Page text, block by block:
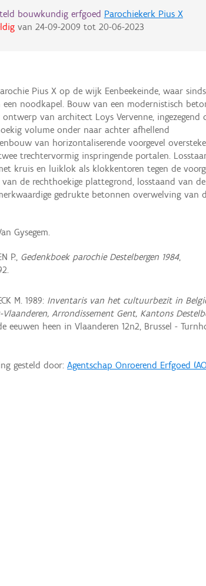
bouwkundig erfgoed Parochiekerk Pius X
van 24-09-2009 tot 20-06-2023
Pius X op de wijk Eenbeekeinde, waar sinds
noodkapel. Bouw van een modernistisch
van architect Loys Vervenne, ingezegend
volume onder naar achter afhellend
van horizontaliserende voorgevel
trechtervormig inspringende portalen.
kruis en luiklok als klokkentoren tegen de
de rechthoekige plattegrond, losstaand van de
gedrukte betonnen overwelving van
Gysegem.
P.,Gedenkboek parochie Destelbergen 1984,
M. 1989: Inventaris van het cultuurbezit in
Arrondissement Gent, Kantons
eeuwen heen in Vlaanderen 12n2, Brussel -
gesteld door:Agentschap Onroerend Erfgoed